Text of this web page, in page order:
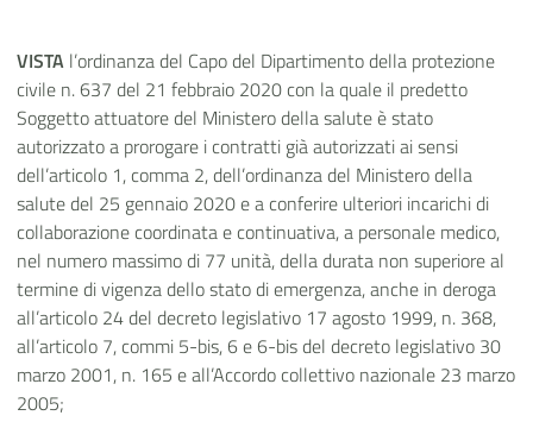
VISTA l’ordinanza del Capo del Dipartimento della protezione
civile n. 637 del 21 febbraio 2020 con la quale il predetto
Soggetto attuatore del Ministero della salute è stato
autorizzato a prorogare i contratti già autorizzati ai sensi
dell’articolo 1, comma 2, dell’ordinanza del Ministero della
salute del 25 gennaio 2020 e a conferire ulteriori incarichi di
collaborazione coordinata e continuativa, a personale medico,
nel numero massimo di 77 unità, della durata non superiore al
termine di vigenza dello stato di emergenza, anche in deroga
all’articolo 24 del decreto legislativo 17 agosto 1999, n. 368,
all’articolo 7, commi 5-bis, 6 e 6-bis del decreto legislativo 30
marzo 2001, n. 165 e all’Accordo collettivo nazionale 23 marzo
2005;